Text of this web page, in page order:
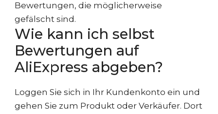
Bewertungen, die möglicherweise
gefälscht sind.
Wie kann ich selbst
Bewertungen auf
AliExpress abgeben?
Loggen Sie sich in Ihr Kundenkonto ein und
gehen Sie zum Produkt oder Verkäufer. Dort